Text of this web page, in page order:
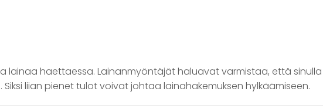
lainaa haettaessa. Lainanmyöntäjät haluavat varmistaa, että
liian pienet tulot voivat johtaa lainahakemuksen hylkäämiseen.